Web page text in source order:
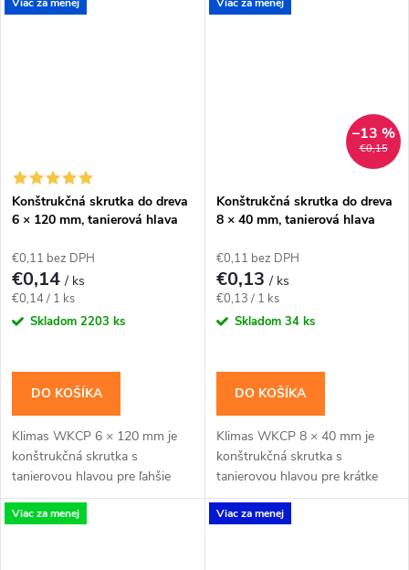
priznanou hlavou. Závit má
priznanou hlavou. Závit má
Konštrukčná skrutka do dreva
6 × 120 mm, tanierová hlava
€0,11 bez DPH
€0,14/ ks
Jednotková
cena:
€0,14 / 1 ks
Skladom 2203 ks
DO KOŠÍKA
Klimas WKCP 6 × 120 mm je
konštrukčná skrutka s
tanierovou hlavou pre ľahšie
konštrukčné spoje dosiek, lát a
menších hranolov. Závit má
€0,15
–13 %
Konštrukčná skrutka do dreva
8 × 40 mm, tanierová hlava
€0,11 bez DPH
€0,13/ ks
Jednotková
cena:
€0,13 / 1 ks
Skladom 34 ks
DO KOŠÍKA
Klimas WKCP 8 × 40 mm je
konštrukčná skrutka s
tanierovou hlavou pre krátke
spoje dreva a vybrané kovanie,
ak to povoľuje návrh spoja.
Viac za menej Viac za menej